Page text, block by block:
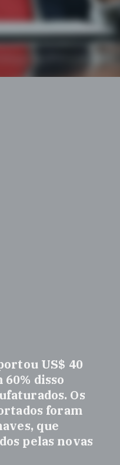
US$ 40
60% disso
Os
foram
que
pelas novas